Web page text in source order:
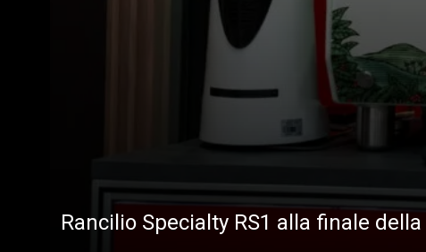
Rancilio Specialty RS1 alla finale